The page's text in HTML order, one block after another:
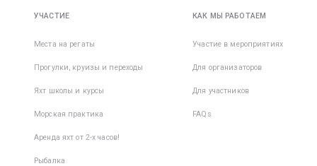
УЧАСТИЕ
Места на регаты
Прогулки, круизы и переходы
Яхт школы и курсы
Морская практика
Аренда яхт от 2-х часов!
Рыбалка
КАК МЫ РАБОТАЕМ
Участие в мероприятиях
Для организаторов
Для участников
FAQs